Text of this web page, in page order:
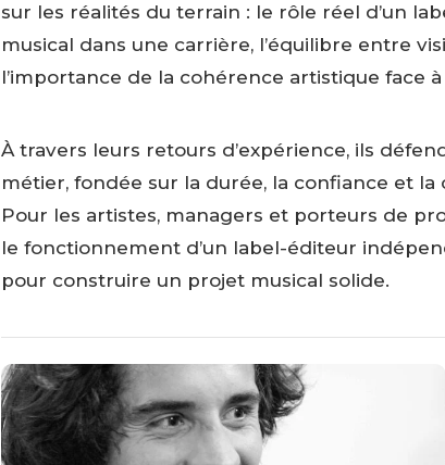
sur les réalités du terrain : le rôle réel d’un
musical dans une carrière, l’équilibre entre
l’importance de la cohérence artistique face à
À travers leurs retours d’expérience, ils
métier, fondée sur la durée, la confiance et
Pour les artistes, managers et porteurs de
le fonctionnement d’un label-éditeur
pour construire un projet musical solide.